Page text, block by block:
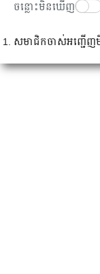
ចន្លោះមិនឃើញ
សមាជិក​ចាស់​អញ្ជើញ​មិ